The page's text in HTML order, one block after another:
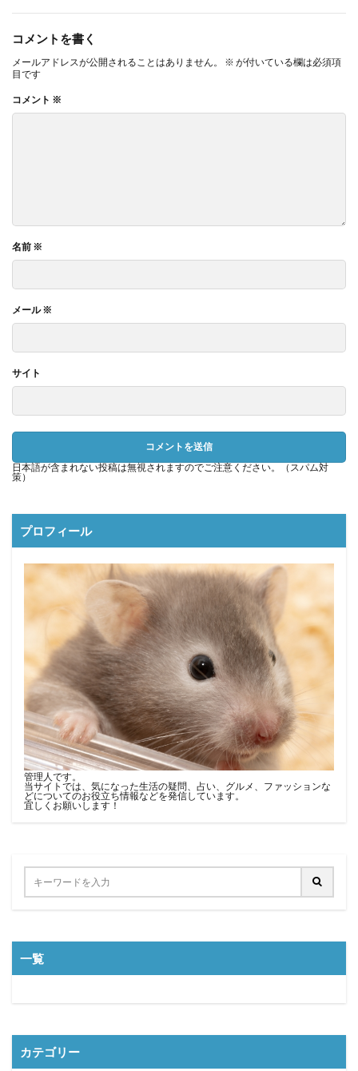
コメントを書く
メールアドレスが公開されることはありません。 ※ が付いている欄は必須項
目です
コメント ※
名前 ※
メール※
サイト
日本語が含まれない投稿は無視されますのでご注意ください。（スパム対
策）
プロフィール
管理人です。
当サイトでは、気になった生活の疑問、占い、グルメ、ファッションな
どについてのお役立ち情報などを発信しています。
宜しくお願いします！
一覧
カテゴリー